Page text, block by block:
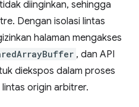
diinginkan, sehingga
Dengan isolasi lintas
halaman mengakses
, dan API
diekspos dalam proses
origin arbitrer.